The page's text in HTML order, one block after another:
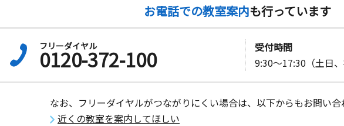
お電話での教室案内も行っています
フリーダイヤル
0120-372-100
受付時間
9:30～17:30（土日、
なお、フリーダイヤルがつながりにくい場合は、以下からもお問い合
近くの教室を案内してほしい